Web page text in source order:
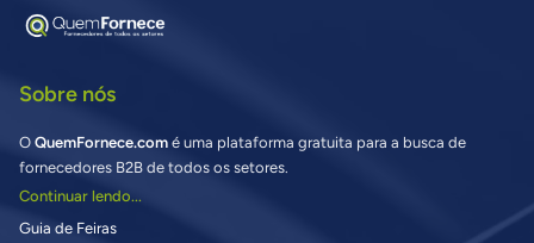
Sobre nós
O QuemFornece.com é uma plataforma gratuita para a busca de
fornecedores B2B de todos os setores.
Continuar lendo...
Guia de Feiras